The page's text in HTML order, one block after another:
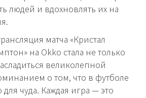
людей и вдохновлять их на
матча «Кристал
на Okko стала не только
великолепной
о том, что в футболе
для чуда. Каждая игра — это